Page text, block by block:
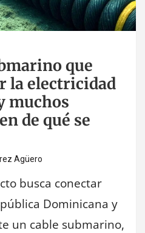
que
la electricidad
muchos
de qué se
Agüero
busca conectar
Dominicana y
un cable submarino,